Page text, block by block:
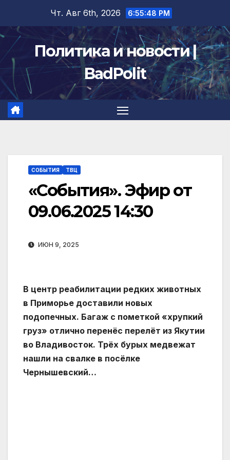
содержимому
Чт. Авг 6th, 2026 6:55:49 PM
Политика и новости |
BadPolit
СОБЫТИЯ ТВЦ
«События». Эфир от
09.06.2025 14:30
ИЮН 9, 2025
В центр реабилитации редких животных
в Приморье доставили новых
подопечных. Багаж с пометкой «хрупкий
груз» отлично перенёс перелёт из Якутии
во Владивосток. Трёх бурых медвежат
нашли на свалке в посёлке
Чернышевский…